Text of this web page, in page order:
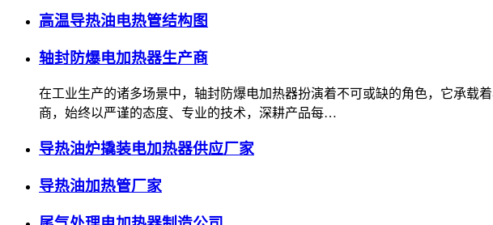
高温导热油电热管结构图
轴封防爆电加热器生产商
在工业生产的诸多场景中，轴封防爆电加热器扮演着不可或缺的角色，它承载
商，始终以严谨的态度、专业的技术，深耕产品每…
导热油炉撬装电加热器供应厂家
导热油加热管厂家